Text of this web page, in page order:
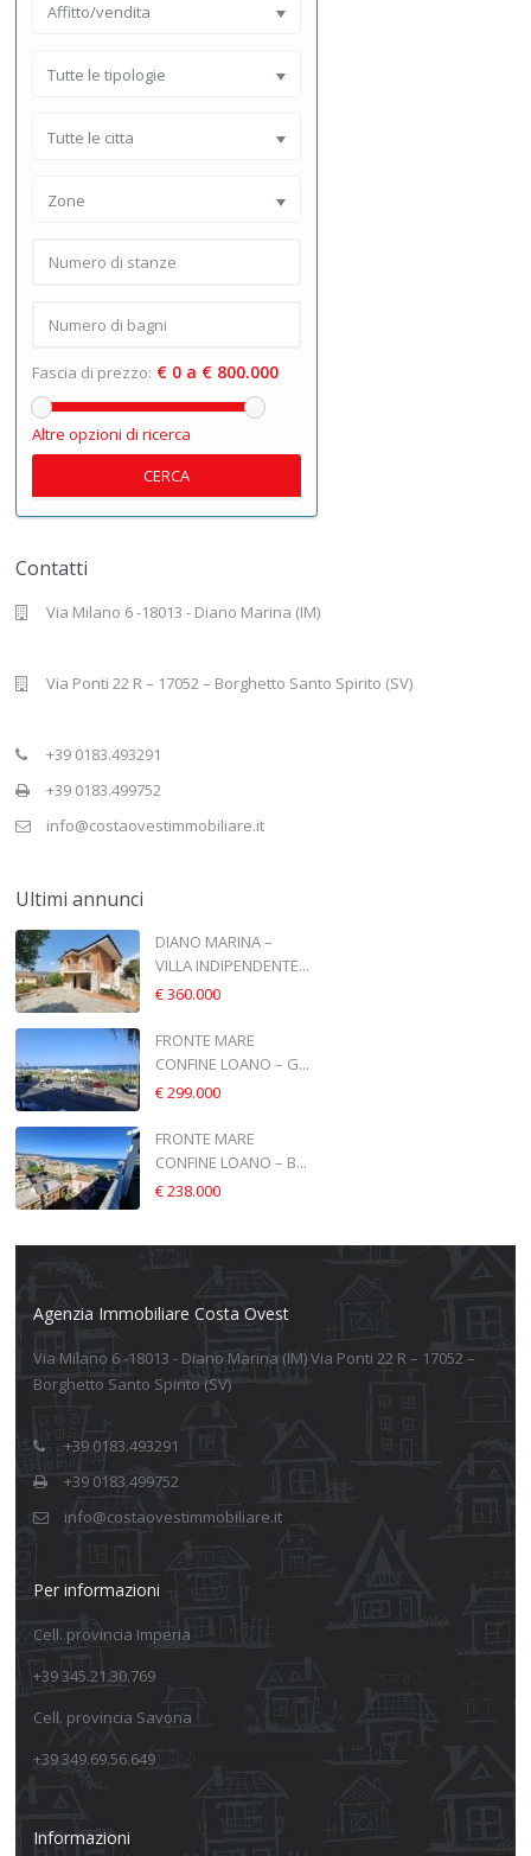
Affitto/vendita
Tutte le tipologie
Tutte le citta
Zone
Fascia di prezzo: € 0 a € 800.000
Altre opzioni di ricerca
CERCA
Contatti
Via Milano 6 -18013 - Diano Marina (IM)
Via Ponti 22 R – 17052 – Borghetto Santo Spirito (SV)
+39 0183.493291
+39 0183.499752
info@costaovestimmobiliare.it
Ultimi annunci
DIANO MARINA –
VILLA INDIPENDENTE...
€ 360.000
FRONTE MARE
CONFINE LOANO – G...
€ 299.000
FRONTE MARE
CONFINE LOANO – B...
€ 238.000
Agenzia Immobiliare Costa Ovest
Via Milano 6 -18013 - Diano Marina (IM) Via Ponti 22 R – 17052 –
Borghetto Santo Spirito (SV)
+39 0183.493291
+39 0183.499752
info@costaovestimmobiliare.it
Per informazioni
Cell. provincia Imperia
+39 345.21.30.769
Cell. provincia Savona
+39 349.69.56.649
Informazioni